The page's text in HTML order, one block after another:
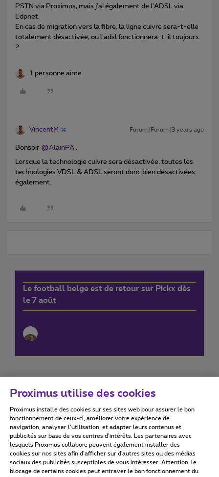
PSTN via Proximus, mais j'ai également de l'ADSL via
Edpnet.
En cas de migration vers la fibre, la ligne cuivre sera-t-elle
totalement désactivée, ou l'adsl fonctionnera-t-il toujours
?
1 personne aime
VincentM Forum|Forum|3 years ago
Bonsoir @AlainPA ,
Lorsque la technologie cuivre sera désactivée, toutes les
technologies VDSL & ADSL seront donc bien désactivées
également.
Le football belge est de retour sur Pickx dès
le 7 août
Conditions d'utilisation Accessibility statement
Tous droits réservés. © 2026
Proximus utilise des cookies
Proximus installe des cookies sur ses sites web pour assurer le bon
fonctionnement de ceux-ci, améliorer votre expérience de
navigation, analyser l’utilisation, et adapter leurs contenus et
publicités sur base de vos centres d’intérêts. Les partenaires avec
lesquels Proximus collabore peuvent également installer des
cookies sur nos sites afin d’afficher sur d'autres sites ou des médias
sociaux des publicités susceptibles de vous intéresser. Attention, le
blocage de certains cookies peut entraver le bon fonctionnement du